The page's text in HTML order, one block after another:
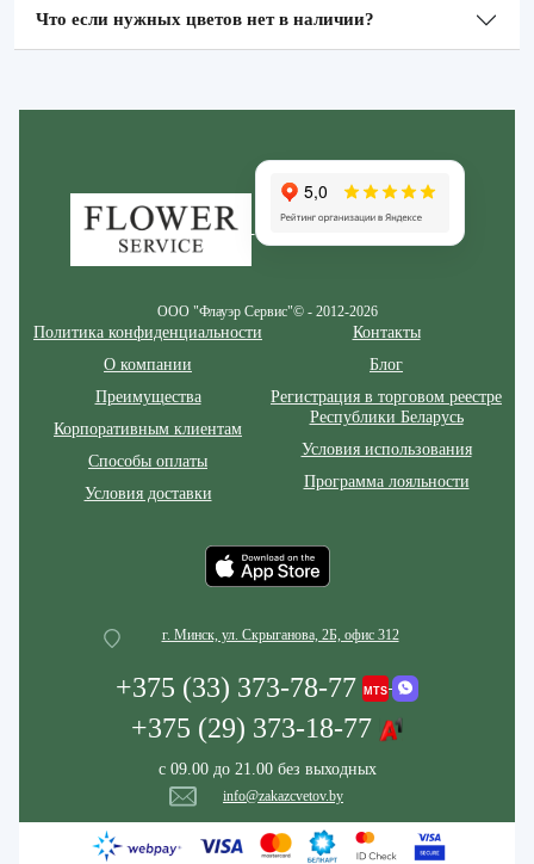
Что если нужных цветов нет в наличии?
ООО "Флауэр Сервис"© - 2012-2026
Политика конфиденциальности
О компании
Преимущества
Корпоративным клиентам
Способы оплаты
Условия доставки
Контакты
Блог
Регистрация в торговом реестре
Республики Беларусь
Условия использования
Программа лояльности
г. Минск, ул. Скрыганова, 2Б, офис 312
+375 (33) 373-78-77
+375 (29) 373-18-77
с 09.00 до 21.00 без выходных
info@zakazcvetov.by